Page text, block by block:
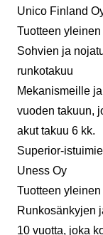
Unico Finland
Tuotteen
Sohvien ja
runkotakuu
Mekanismeille
vuoden takuun,
akut takuu 6 kk.
Superior-
Uness Oy
Tuotteen
Runkosänkyjen
10 vuotta, joka